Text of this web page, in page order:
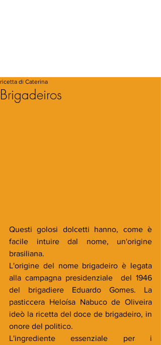
Brigadeiros
ricetta di Caterina
Questi golosi dolcetti hanno, come è
facile intuire dal nome, un'origine
brasiliana.
L'origine del nome brigadeiro è legata
alla campagna presidenziale  del 1946
del brigadiere Eduardo Gomes. La
pasticcera Heloísa Nabuco de Oliveira
ideò la ricetta del doce de brigadeiro, in
onore del politico.
L'ingrediente essenziale per i